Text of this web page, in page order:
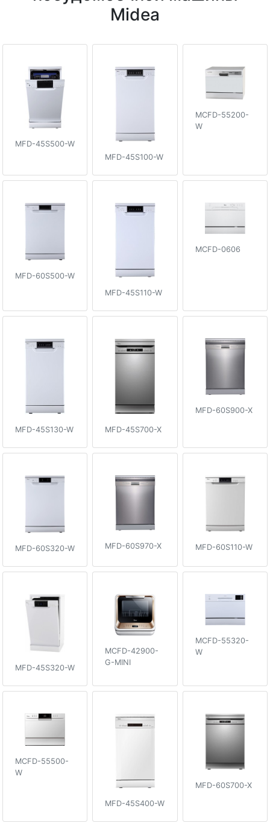
Midea
MFD-45S500-W
MFD-45S100-W
MCFD-55200-
W
MFD-60S500-W
MFD-45S110-W
MCFD-0606
MFD-45S130-W MFD-45S700-X
MFD-60S900-X
MFD-60S320-W MFD-60S970-X MFD-60S110-W
MFD-45S320-W
MCFD-42900-
G-MINI
MCFD-55320-
W
MCFD-55500-
W
MFD-45S400-W
MFD-60S700-X